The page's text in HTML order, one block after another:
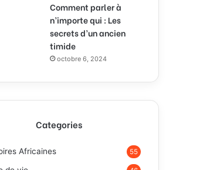
Comment parler à
n’importe qui : Les
secrets d’un ancien
timide
octobre 6, 2024
Categories
Africaines 55